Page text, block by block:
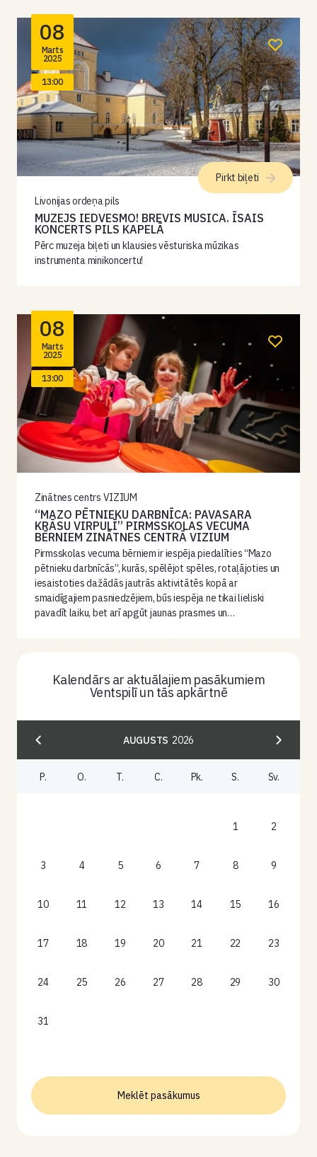
08
Marts
2025
13:00
Livonijas ordeņa pils
MUZEJS IEDVESMO! BREVIS MUSICA. ĪSAIS
KONCERTS PILS KAPELĀ
Pērc muzeja biļeti un klausies vēsturiska mūzikas
instrumenta minikoncertu!
Pirkt biļeti
08
Marts
2025
13:00
Zinātnes centrs VIZIUM
“MAZO PĒTNIEKU DARBNĪCA: PAVASARA
KRĀSU VIRPULĪ” PIRMSSKOLAS VECUMA
BĒRNIEM ZINĀTNES CENTRĀ VIZIUM
Pirmsskolas vecuma bērniem ir iespēja piedalīties “Mazo
pētnieku darbnīcās”, kurās, spēlējot spēles, rotaļājoties un
iesaistoties dažādās jautrās aktivitātēs kopā ar
smaidīgajiem pasniedzējiem, būs iespēja ne tikai lieliski
pavadīt laiku, bet arī apgūt jaunas prasmes un…
Kalendārs ar aktuālajiem pasākumiem
Ventspilī un tās apkārtnē
AUGUSTS 2026
P. O. T. C. Pk. S. Sv.
1 2
3 4 5 6 7 8 9
10 11 12 13 14 15 16
17 18 19 20 21 22 23
24 25 26 27 28 29 30
31
Meklēt pasākumus